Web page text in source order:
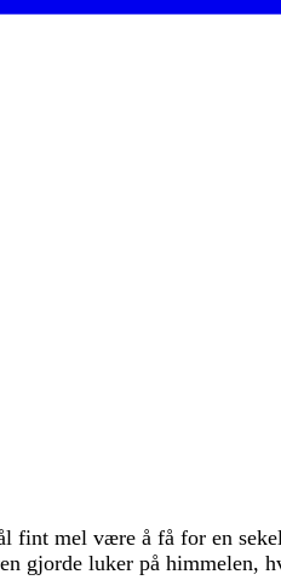
fint mel være å få for en sekel
gjorde luker på himmelen,